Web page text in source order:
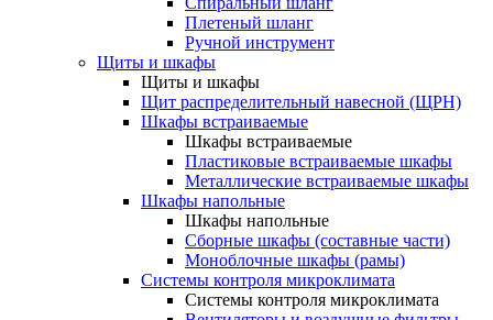
Плетеный шланг
Ручной инструмент
Щиты и шкафы
Щиты и шкафы
Щит распределительный навесной (ЩРН)
Шкафы встраиваемые
Шкафы встраиваемые
Пластиковые встраиваемые шкафы
Металлические встраиваемые шкафы
Шкафы напольные
Шкафы напольные
Сборные шкафы (составные части)
Моноблочные шкафы (рамы)
Системы контроля микроклимата
Системы контроля микроклимата